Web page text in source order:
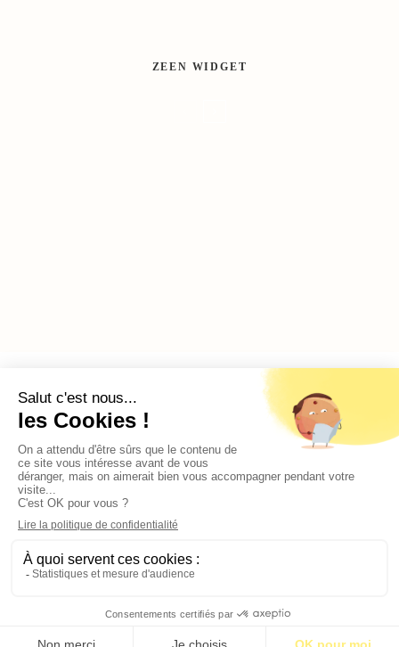
ZEEN WIDGET
Contact Qui sommes-nous ?
2026 © BASTILLE MEDIA |
S’abonner